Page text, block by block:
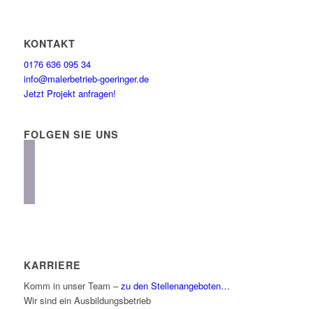
KONTAKT
0176 636 095 34
info@malerbetrieb-goeringer.de
Jetzt Projekt anfragen!
FOLGEN SIE UNS
KARRIERE
Komm in unser Team –zu den Stellenangeboten…
Wir sind ein Ausbildungsbetrieb